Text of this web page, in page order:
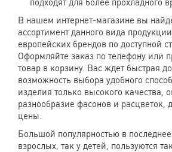
подходят для более прохладного
В нашем интернет-магазине вы
ассортимент данного вида
европейских брендов по доступной
Оформляйте заказ по телефону или
товар в корзину. Вас ждет быстрая
возможность выбора удобного
изделия только высокого качества,
разнообразие фасонов и расцветок,
цены.
Большой популярностью в
взрослых, так у детей, пользуются